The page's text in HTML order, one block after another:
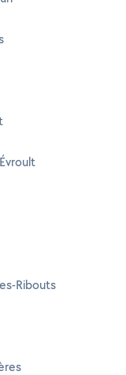
Ribouts